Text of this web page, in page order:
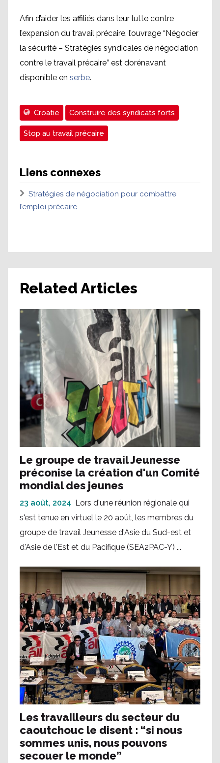
Afin d’aider les affiliés dans leur lutte contre
l’expansion du travail précaire, l’ouvrage “Négocier
la sécurité – Stratégies syndicales de négociation
contre le travail précaire” est dorénavant
disponible en serbe.
Croatie Construire des syndicats forts
Stop au travail précaire
Liens connexes
Stratégies de négociation pour combattre
l’emploi précaire
Related Articles
Le groupe de travail Jeunesse
préconise la création d'un Comité
mondial des jeunes
23 août, 2024 Lors d'une réunion régionale qui
s'est tenue en virtuel le 20 août, les membres du
groupe de travail Jeunesse d'Asie du Sud-est et
d'Asie de l'Est et du Pacifique (SEA2PAC-Y) ...
Les travailleurs du secteur du
caoutchouc le disent : “si nous
sommes unis, nous pouvons
secouer le monde”